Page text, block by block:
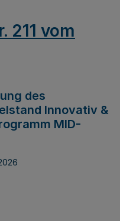
211 vom
des
Innovativ &
MID-